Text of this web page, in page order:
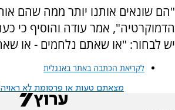
"הם שונאים אותנו יותר ממה שהם
הדמוקרטיה", אמר עודה והוסיף כי
יש לבחור: "או שאתם נלחמים - או
לקריאת הכתבה באתר באנגלית
מצאתם טעות או פרסומת לא ראויה?